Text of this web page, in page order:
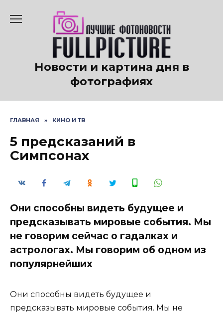
содержанию
Новости и картина дня в
фотографиях
ГЛАВНАЯ » КИНО И ТВ
5 предсказаний в
Симпсонах
Они способны видеть будущее и
предсказывать мировые события. Мы
не говорим сейчас о гадалках и
астрологах. Мы говорим об одном из
популярнейших
Они способны видеть будущее и
предсказывать мировые события. Мы не